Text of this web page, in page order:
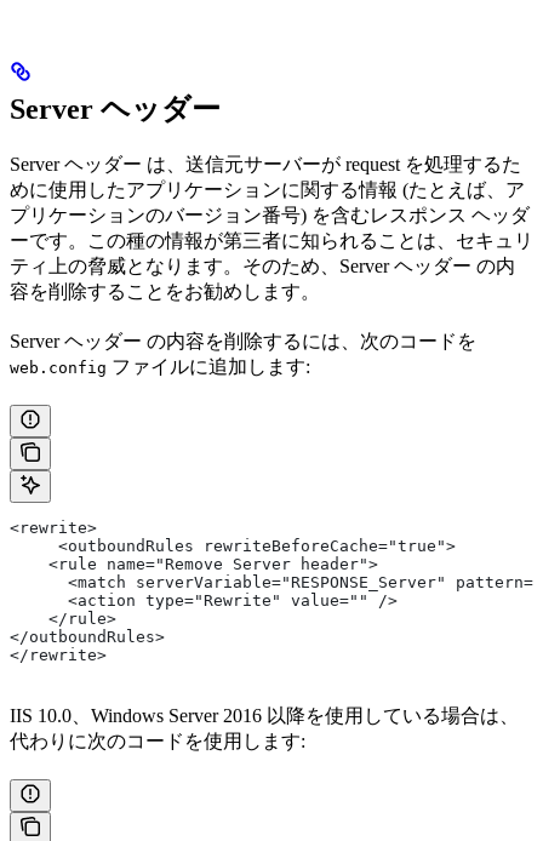
Server ヘッダー
Server ヘッダー は、送信元サーバーが request を処理するた
めに使用したアプリケーションに関する情報 (たとえば、ア
プリケーションのバージョン番号) を含むレスポンス ヘッダ
ーです。この種の情報が第三者に知られることは、セキュリ
ティ上の脅威となります。そのため、Server ヘッダー の内
容を削除することをお勧めします。
Server ヘッダー の内容を削除するには、次のコードを
web.config ファイルに追加します:
<rewrite>
     <outboundRules rewriteBeforeCache="true">
    <rule name="Remove Server header">
<match serverVariable="RESPONSE_Server"
      <action type="Rewrite" value="" />
    </rule>
</outboundRules>
</rewrite>
IIS 10.0、Windows Server 2016 以降を使用している場合は、
代わりに次のコードを使用します: